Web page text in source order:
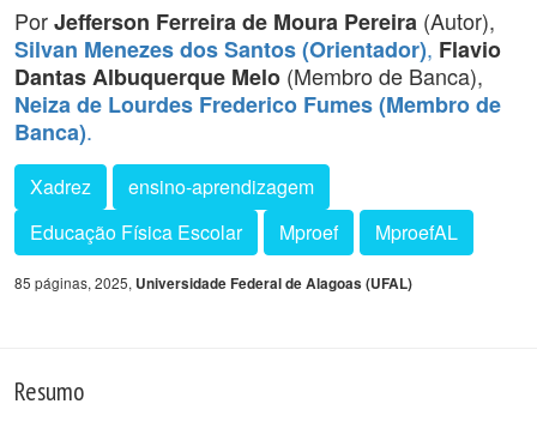
PorJefferson Ferreira de Moura Pereira (Autor),
Silvan Menezes dos Santos (Orientador), Flavio
Dantas Albuquerque Melo (Membro de Banca),
Neiza de Lourdes Frederico Fumes (Membro de
Banca).
Xadrez
ensino-aprendizagem
Educação Física Escolar
Mproef MproefAL
85 páginas, 2025, Universidade Federal de Alagoas (UFAL)
Resumo